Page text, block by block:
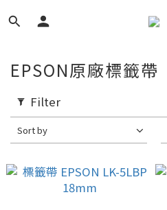
EPSON原廠標籤帶
Filter
Sort by